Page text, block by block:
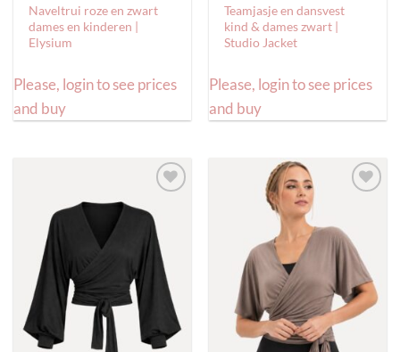
Naveltrui roze en zwart
dames en kinderen |
Elysium
Please, login to see prices
and buy
Teamjasje en dansvest
kind & dames zwart |
Studio Jacket
Please, login to see prices
and buy
Toevoegen
aan
verlanglijst
verlanglijst